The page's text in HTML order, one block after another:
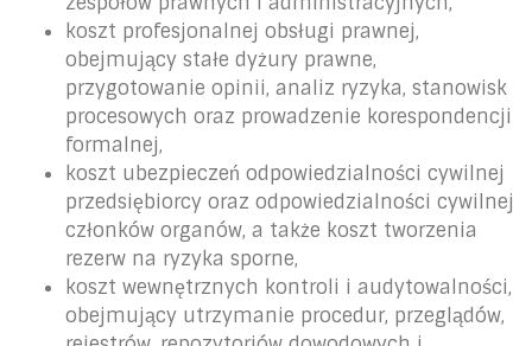
koszt profesjonalnej obsługi prawnej,
obejmujący stałe dyżury prawne,
przygotowanie opinii, analiz ryzyka, stanowisk
procesowych oraz prowadzenie korespondencji
formalnej,
koszt ubezpieczeń odpowiedzialności cywilnej
przedsiębiorcy oraz odpowiedzialności cywilnej
członków organów, a także koszt tworzenia
rezerw na ryzyka sporne,
koszt wewnętrznych kontroli i audytowalności,
obejmujący utrzymanie procedur, przeglądów,